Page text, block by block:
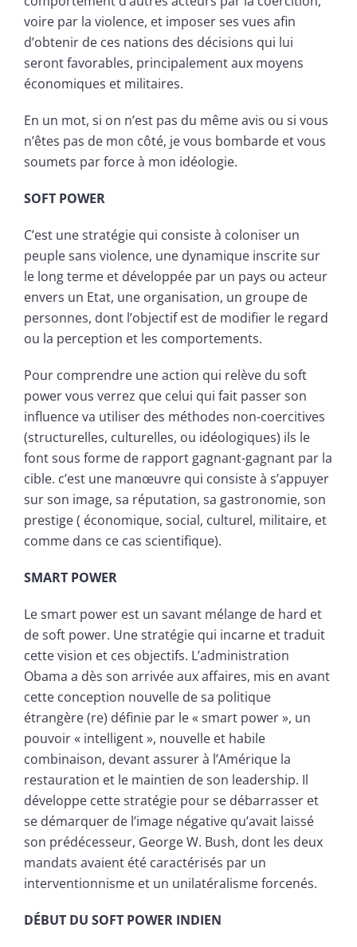
voire par la violence, et imposer ses vues afin
d’obtenir de ces nations des décisions qui lui
seront favorables, principalement aux moyens
économiques et militaires.
En un mot, si on n’est pas du même avis ou si vous
n’êtes pas de mon côté, je vous bombarde et vous
soumets par force à mon idéologie.
SOFT POWER
C’est une stratégie qui consiste à coloniser un
peuple sans violence, une dynamique inscrite sur
le long terme et développée par un pays ou acteur
envers un Etat, une organisation, un groupe de
personnes, dont l’objectif est de modifier le regard
ou la perception et les comportements.
Pour comprendre une action qui relève du soft
power vous verrez que celui qui fait passer son
influence va utiliser des méthodes non-coercitives
(structurelles, culturelles, ou idéologiques) ils le
font sous forme de rapport gagnant-gagnant par la
cible. c’est une manœuvre qui consiste à s’appuyer
sur son image, sa réputation, sa gastronomie, son
prestige ( économique, social, culturel, militaire, et
comme dans ce cas scientifique).
SMART POWER
Le smart power est un savant mélange de hard et
de soft power. Une stratégie qui incarne et traduit
cette vision et ces objectifs. L’administration
Obama a dès son arrivée aux affaires, mis en avant
cette conception nouvelle de sa politique
étrangère (re) définie par le « smart power », un
pouvoir « intelligent », nouvelle et habile
combinaison, devant assurer à l’Amérique la
restauration et le maintien de son leadership. Il
développe cette stratégie pour se débarrasser et
se démarquer de l’image négative qu’avait laissé
son prédécesseur, George W. Bush, dont les deux
mandats avaient été caractérisés par un
interventionnisme et un unilatéralisme forcenés.
DÉBUT DU SOFT POWER INDIEN